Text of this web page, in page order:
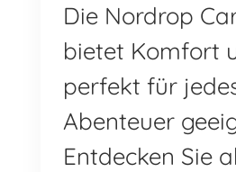
Die Nordrop
bietet Komfort
perfekt für
Abenteuer
Entdecken Sie